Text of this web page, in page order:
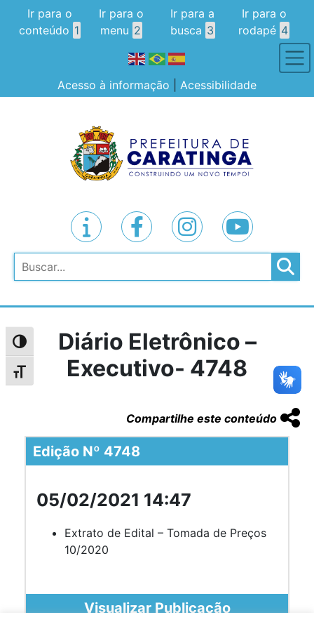
Alternar alto contraste
Alternar tamanho da fonte
Ir para o
conteúdo 1
Ir para o
menu 2
Ir para a
busca 3
Ir para o
rodapé 4
Acesso à informação Acessibilidade
Pesquisar
Diário Eletrônico –
Executivo- 4748
Compartilhe este conteúdo
Edição Nº 4748
05/02/2021 14:47
Extrato de Edital – Tomada de Preços
10/2020
Visualizar Publicação